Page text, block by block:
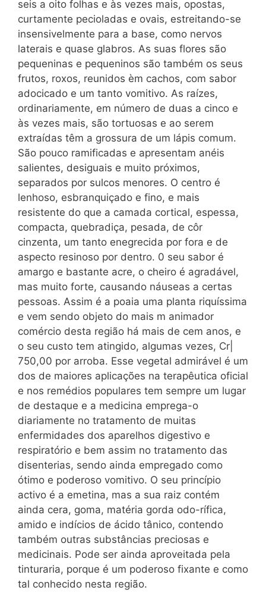
seis a oito folhas e às vezes mais, opostas,
curtamente pecioladas e ovais, estreitando-se
insensivelmente para a base, como nervos
laterais e quase glabros. As suas flores são
pequeninas e pequeninos são também os seus
frutos, roxos, reunidos èm cachos, com sabor
adocicado e um tanto vomitivo. As raízes,
ordinariamente, em número de duas a cinco e
às vezes mais, são tortuosas e ao serem
extraídas têm a grossura de um lápis comum.
São pouco ramificadas e apresentam anéis
salientes, desiguais e muito próximos,
separados por sulcos menores. O centro é
lenhoso, esbranquiçado e fino, e mais
resistente do que a camada cortical, espessa,
compacta, quebradiça, pesada, de côr
cinzenta, um tanto enegrecida por fora e de
aspecto resinoso por dentro. 0 seu sabor é
amargo e bastante acre, o cheiro é agradável,
mas muito forte, causando náuseas a certas
pessoas. Assim é a poaia uma planta riquíssima
e vem sendo objeto do mais m animador
comércio desta região há mais de cem anos, e
o seu custo tem atingido, algumas vezes, Cr|
750,00 por arroba. Esse vegetal admirável é um
dos de maiores aplicações na terapêutica oficial
e nos remédios populares tem sempre um lugar
de destaque e a medicina emprega-o
diariamente no tratamento de muitas
enfermidades dos aparelhos digestivo e
respiratório e bem assim no tratamento das
disenterias, sendo ainda empregado como
ótimo e poderoso vomitivo. O seu princípio
activo é a emetina, mas a sua raiz contém
ainda cera, goma, matéria gorda odo-rífica,
amido e indícios de ácido tânico, contendo
também outras substâncias preciosas e
medicinais. Pode ser ainda aproveitada pela
tinturaria, porque é um poderoso fixante e como
tal conhecido nesta região.